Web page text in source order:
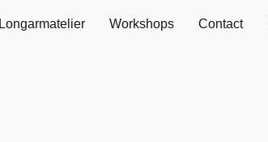
Longarmatelier Workshops Contact